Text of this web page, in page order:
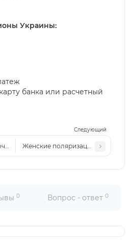
Следующий
8195 с1Женские поляризационные
Украины:
банка или расчетный
0 Вопрос - ответ 0